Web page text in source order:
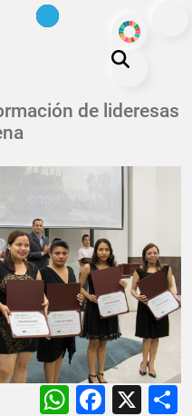
al contenido principal
ODS
de lideresas
X